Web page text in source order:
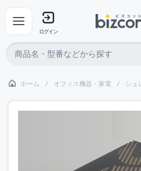
ログイン
ホーム オフィス機器・家電 シュ